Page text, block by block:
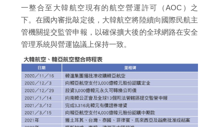
一整合至大韓航空現有的航空營運許可（AOC）之
下。在國內審批敲定後，大韓航空將陸續向國際民航主
管機關提交監管申報，以確保擴大後的全球網路在安全
管理系統與營運協議上保持一致。